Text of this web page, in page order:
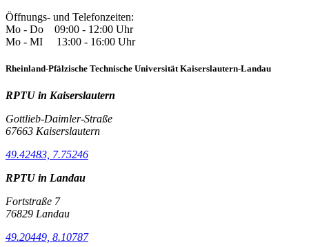
Öffnungs- und Telefonzeiten:
Mo - Do 09:00 - 12:00 Uhr
Mo - MI 13:00 - 16:00 Uhr
Rheinland-Pfälzische Technische Universität Kaiserslautern-Landau
RPTU in Kaiserslautern
Gottlieb-Daimler-Straße
67663 Kaiserslautern
49.42483, 7.75246
RPTU in Landau
Fortstraße 7
76829 Landau
49.20449, 8.10787